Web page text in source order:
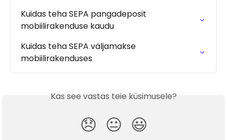
Kuidas teha SEPA pangadeposit
mobiilirakenduse kaudu
Kuidas teha SEPA väljamakse
mobiilirakenduses
Kas see vastas teie küsimusele?
😞 😐 😃